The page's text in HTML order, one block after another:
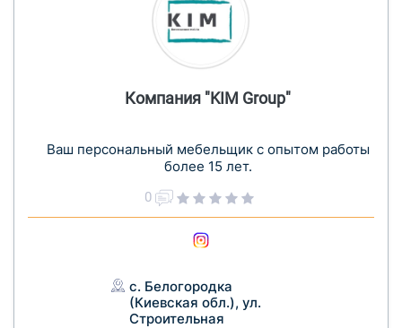
Компания "KIM Group"
Ваш персональный мебельщик с опытом работы
более 15 лет.
0
с. Белогородка
(Киевская обл.), ул.
Строительная